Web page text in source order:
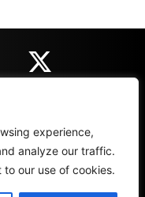
experience,
analyze our traffic.
our use of cookies.
REZULTATI